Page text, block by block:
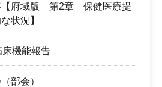
【府域版 第2章 保健医療提
状況】
機能報告
部会）